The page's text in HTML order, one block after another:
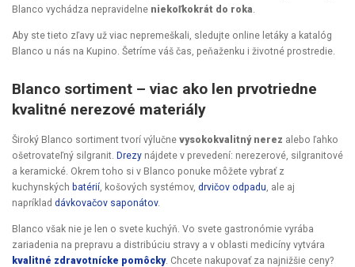
Blanco vychádza nepravidelne niekoľkokrát do roka
Aby ste tieto zľavy už viac nepremeškali, sledujte online letáky a katalóg
Blanco u nás na Kupino. Šetríme váš čas, peňaženku i životné prostredie.
Blanco sortiment – viac ako len prvotriedne
kvalitné nerezové materiály
Široký Blanco sortiment tvorí výlučne vysokokvalitný nerez alebo ľahko
ošetrovateľný silgranit. Drezy nájdete v prevedení: nerezerové, silgranitové
a keramické. Okrem toho si v Blanco ponuke môžete vybrať z
kuchynských batérií, košových systémov, drvičov odpadu, ale aj
napríklad dávkovačov saponátov.
Blanco však nie je len o svete kuchýň. Vo svete gastronómie vyrába
zariadenia na prepravu a distribúciu stravy a v oblasti medicíny vytvára
kvalitné zdravotnícke pomôcky. Chcete nakupovať za najnižšie ceny?